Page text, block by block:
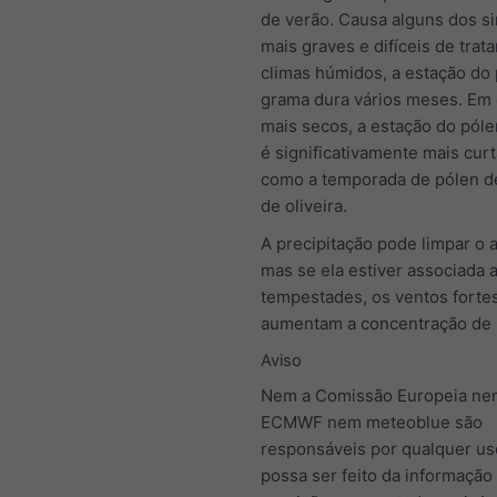
de verão. Causa alguns dos
mais graves e difíceis de
climas húmidos, a estação do
grama dura vários meses. Em
mais secos, a estação do
é significativamente mais
como a temporada de pólen
de oliveira.
A precipitação pode limpar o
mas se ela estiver associada a
tempestades, os ventos
aumentam a concentração de
Aviso
Nem a Comissão Europeia
ECMWF nem meteoblue são
responsáveis por qualquer
possa ser feito da informação